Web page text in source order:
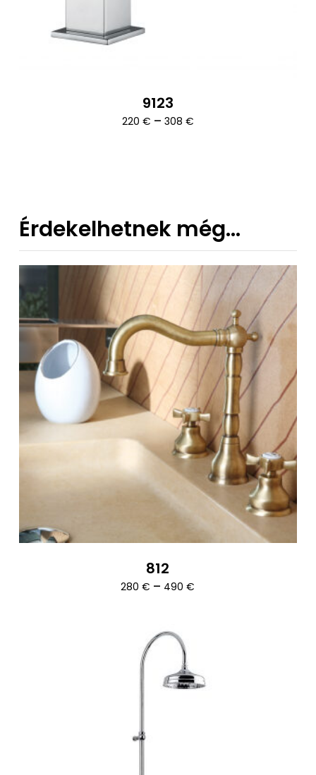
9123
220 € – 308 €Ártartomány:
Érdekelhetnek még…
812
280€ – 490€